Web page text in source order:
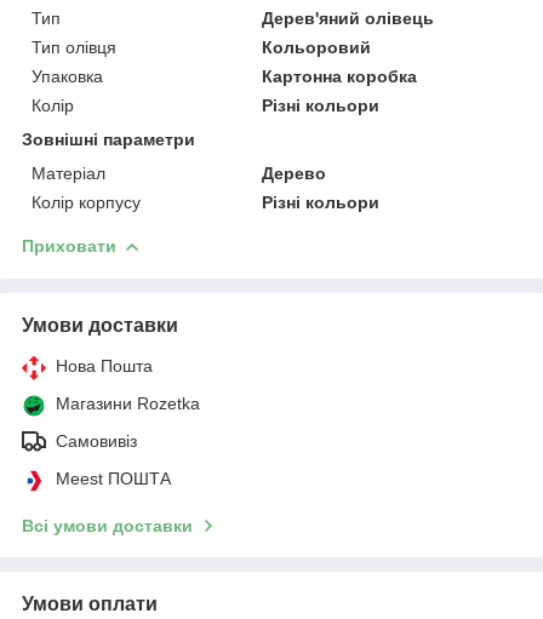
Тип
Дерев'яний олівець
Тип олівця
Кольоровий
Упаковка
Картонна коробка
Колір
Різні кольори
Зовнішні параметри
Матеріал
Дерево
Колір корпусу
Різні кольори
Приховати
Умови доставки
Нова Пошта
Магазини Rozetka
Самовивіз
Meest ПОШТА
Всі умови доставки
Умови оплати